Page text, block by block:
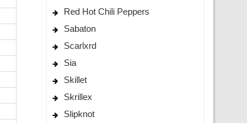
Red Hot Chili Peppers
Sabaton
Scarlxrd
Sia
Skillet
Skrillex
Slipknot